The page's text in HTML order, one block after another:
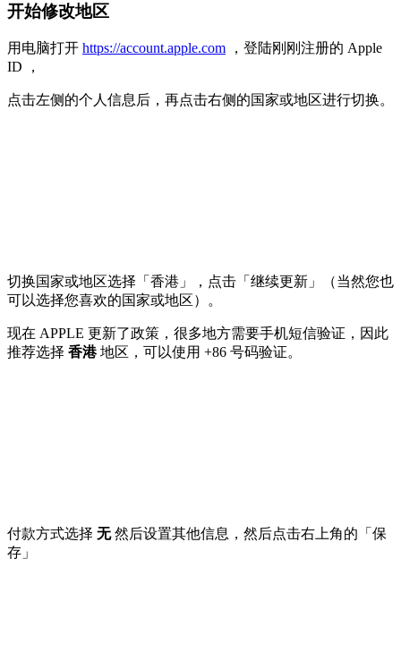
开始修改地区
用电脑打开 https://account.apple.com ，登陆刚刚注册的 Apple
ID ，
点击左侧的个人信息后，再点击右侧的国家或地区进行切换。
切换国家或地区选择「香港」，点击「继续更新」（当然您也
可以选择您喜欢的国家或地区）。
现在 APPLE 更新了政策，很多地方需要手机短信验证，因此
推荐选择 香港地区，可以使用 +86 号码验证。
付款方式选择 无然后设置其他信息，然后点击右上角的「保
存」